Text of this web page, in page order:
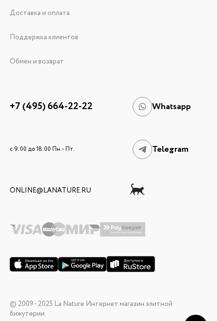
Доставка и оплата
Поддержка клиентов
Обмен и возврат
+7 (495) 664-22-22 Whatsapp
c 9:00 до 18:00 Пн. - Пт. Telegram
ONLINE@LANATURE.RU
© 2009 - 2025 La Nature Интернет магазин элитной
бижутерии.